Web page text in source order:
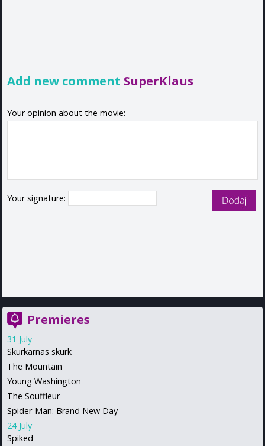
Add new comment SuperKlaus
Your opinion about the movie:
Your signature:
Premieres
31 July
Skurkarnas skurk
The Mountain
Young Washington
The Souffleur
Spider-Man: Brand New Day
24 July
Spiked